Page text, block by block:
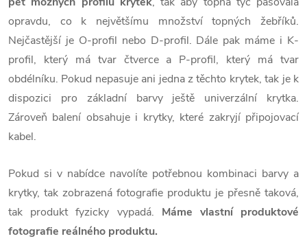
opravdu, co k největšímu množství topných žebříků.
Nejčastější je O-profil nebo D-profil. Dále pak máme i K-
profil, který má tvar čtverce a P-profil, který má tvar
obdélníku. Pokud nepasuje ani jedna z těchto krytek, tak je k
dispozici pro základní barvy ještě univerzální krytka.
Zároveň balení obsahuje i krytky, které zakryjí připojovací
kabel.
Pokud si v nabídce navolíte potřebnou kombinaci barvy a
krytky, tak zobrazená fotografie produktu je přesně taková,
tak produkt fyzicky vypadá. Máme vlastní produktové
fotografie reálného produktu.